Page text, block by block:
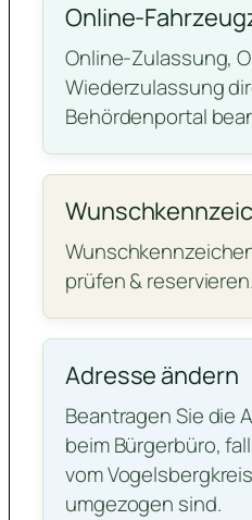
Online-
Online-Zulassung,
Wiederzulassung
Behördenportal
prüfen & reservieren.
Adresse ändern
Beantragen Sie die
beim Bürgerbüro,
vom
umgezogen sind.